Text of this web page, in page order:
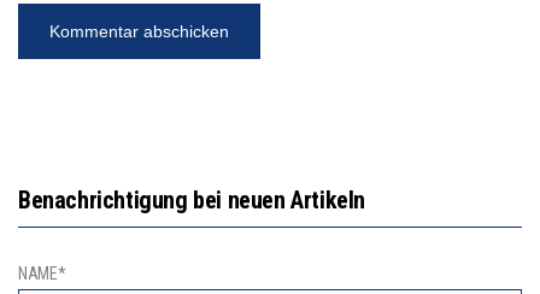
Benachrichtigung bei neuen Artikeln
NAME*